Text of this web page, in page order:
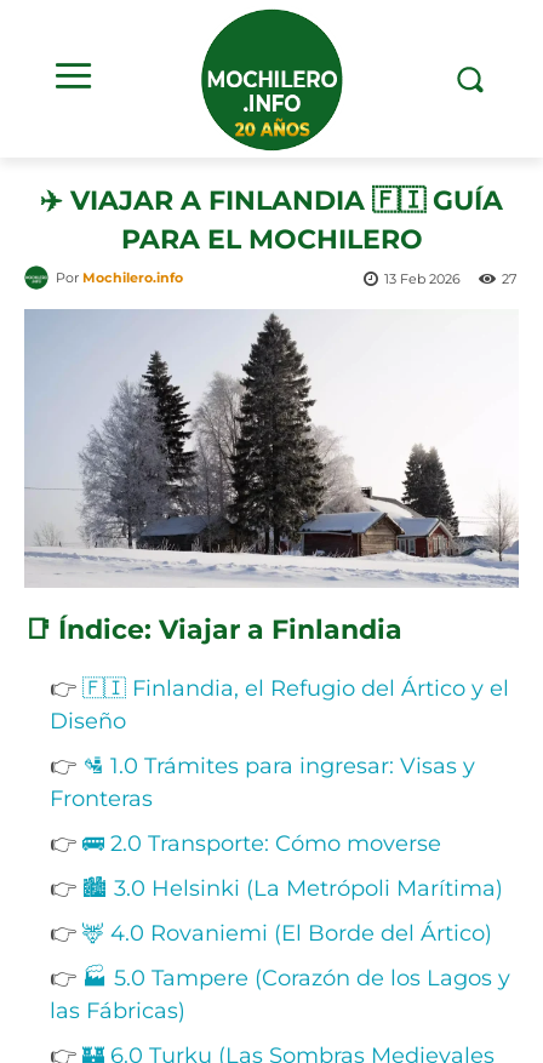
✈️ VIAJAR A FINLANDIA 🇫🇮 GUÍA
PARA EL MOCHILERO
27
13 Feb 2026
Por Mochilero.info
📑 Índice: Viajar a Finlandia
👉 🇫🇮 Finlandia, el Refugio del Ártico y el
Diseño
👉 🛂 1.0 Trámites para ingresar: Visas y
Fronteras
👉 🚌 2.0 Transporte: Cómo moverse
👉 🏙️ 3.0 Helsinki (La Metrópoli Marítima)
👉 🦌 4.0 Rovaniemi (El Borde del Ártico)
👉 🏭 5.0 Tampere (Corazón de los Lagos y
las Fábricas)
👉 🏰 6.0 Turku (Las Sombras Medievales